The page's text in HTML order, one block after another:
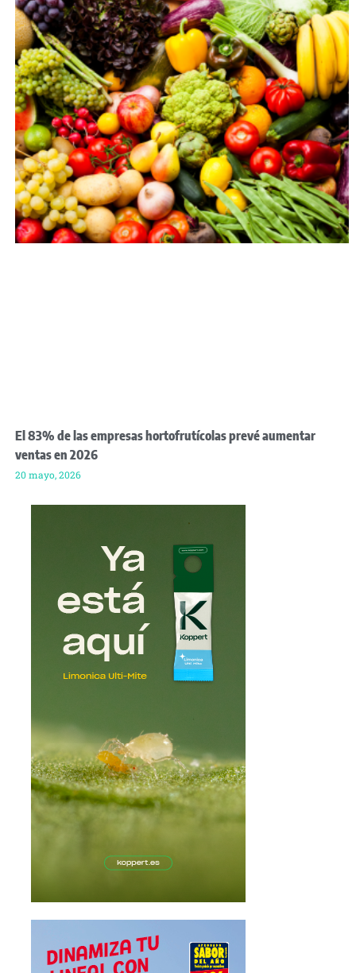
El 83% de las empresas hortofrutícolas prevé aumentar
ventas en 2026
20 mayo, 2026